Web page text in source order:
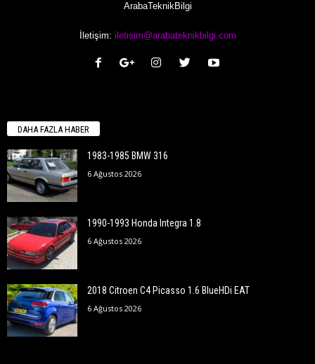
ArabaTeknikBilgi
İletişim: iletisim@arabateknikbilgi.com
DAHA FAZLA HABER
1983-1985 BMW 316
6 Ağustos 2026
1990-1993 Honda Integra 1.8
6 Ağustos 2026
2018 Citroen C4 Picasso 1.6 BlueHDi EAT
6 Ağustos 2026